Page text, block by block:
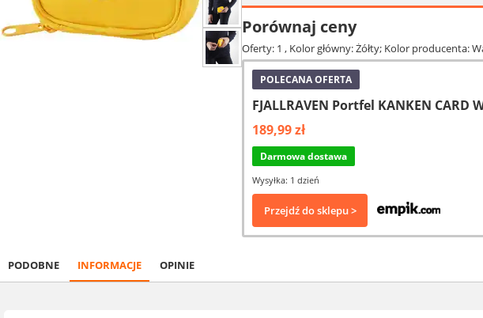
Porównaj ceny
Oferty: 1 , Kolor główny: Żółty; Kolor producenta:
POLECANA OFERTA
FJALLRAVEN Portfel KANKEN CARD
189,99 zł
Darmowa dostawa
Wysyłka: 1 dzień
Przejdź do sklepu >
PODOBNE INFORMACJE OPINIE